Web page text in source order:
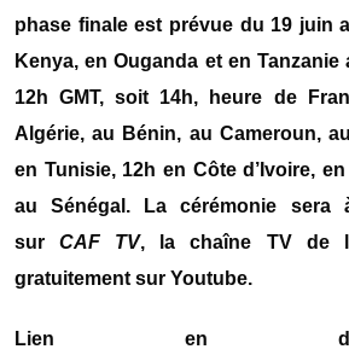
phase finale est prévue du 19 juin
Kenya, en Ouganda et en
12h GMT, soit 14h, heure de
Algérie, au Bénin, au Cameroun,
en Tunisie, 12h en Côte d’Ivoire,
au Sénégal. La cérémonie sera
surCAF TV, la chaîne TV de
gratuitement sur Youtube.
Lien en